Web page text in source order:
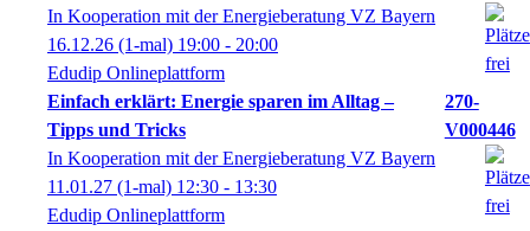
In Kooperation mit der Energieberatung VZ Bayern
16.12.26 (1-mal) 19:00 - 20:00
Edudip Onlineplattform
Einfach erklärt: Energie sparen im Alltag –
Tipps und Tricks
270-
V000446
In Kooperation mit der Energieberatung VZ Bayern
11.01.27 (1-mal) 12:30 - 13:30
Edudip Onlineplattform